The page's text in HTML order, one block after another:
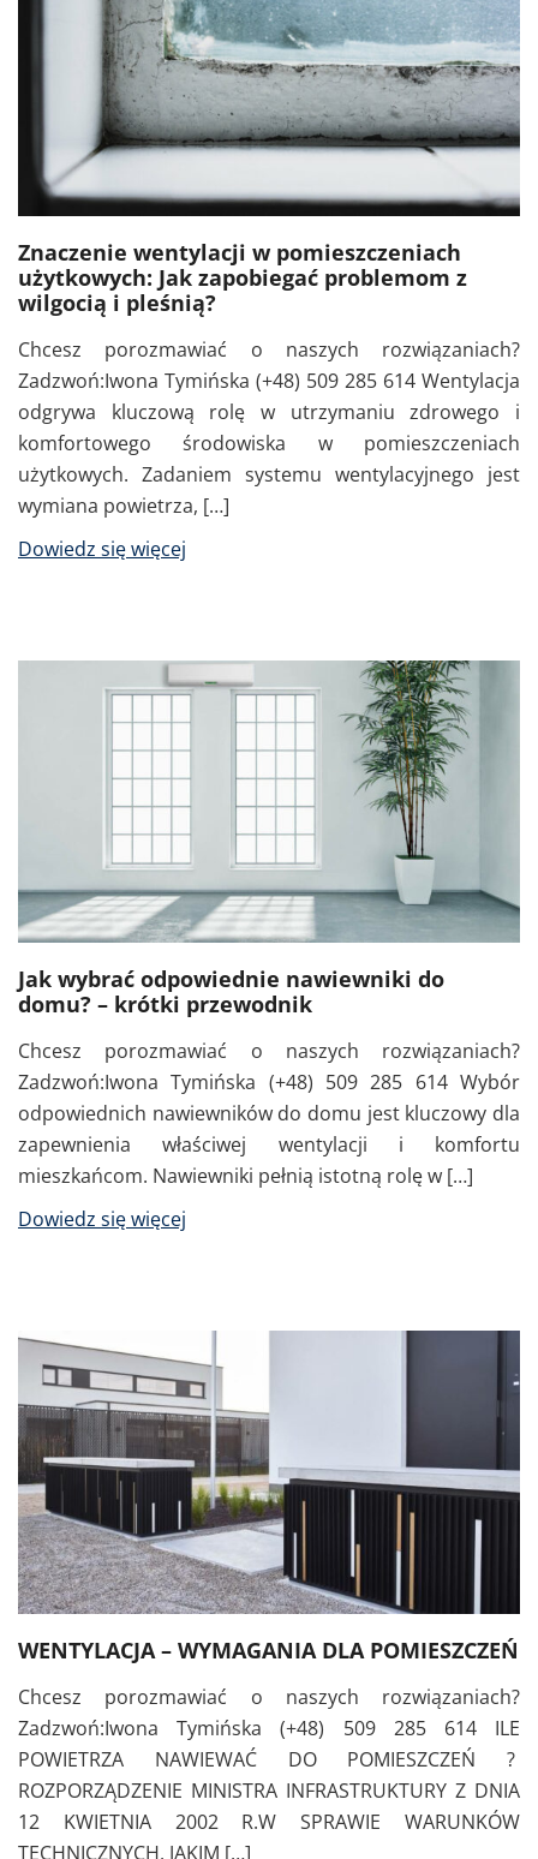
Znaczenie wentylacji w pomieszczeniach
użytkowych: Jak zapobiegać problemom z
wilgocią i pleśnią?
Chcesz porozmawiać o naszych rozwiązaniach?
Zadzwoń:Iwona Tymińska (+48) 509 285 614 Wentylacja
odgrywa kluczową rolę w utrzymaniu zdrowego i
komfortowego środowiska w pomieszczeniach
użytkowych. Zadaniem systemu wentylacyjnego jest
wymiana powietrza, […]
Dowiedz się więcej
Jak wybrać odpowiednie nawiewniki do
domu? – krótki przewodnik
Chcesz porozmawiać o naszych rozwiązaniach?
Zadzwoń:Iwona Tymińska (+48) 509 285 614 Wybór
odpowiednich nawiewników do domu jest kluczowy dla
zapewnienia właściwej wentylacji i komfortu
mieszkańcom. Nawiewniki pełnią istotną rolę w […]
Dowiedz się więcej
WENTYLACJA – WYMAGANIA DLA POMIESZCZEŃ
Chcesz porozmawiać o naszych rozwiązaniach?
Zadzwoń:Iwona Tymińska (+48) 509 285 614 ILE
POWIETRZA NAWIEWAĆ DO POMIESZCZEŃ ?
ROZPORZĄDZENIE MINISTRA INFRASTRUKTURY Z DNIA
12 KWIETNIA 2002 R.W SPRAWIE WARUNKÓW
TECHNICZNYCH, JAKIM […]